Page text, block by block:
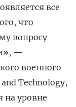
все
что
вопросу
—
военного
Technology,
на уровне